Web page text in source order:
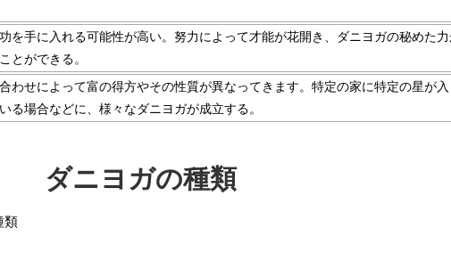
を手に入れる可能性が高い。努力によって才能が花開き、ダニヨガの秘めた
とができる。
わせによって富の得方やその性質が異なってきます。特定の家に特定の星が
る場合などに、様々なダニヨガが成立する。
ダニヨガの種類